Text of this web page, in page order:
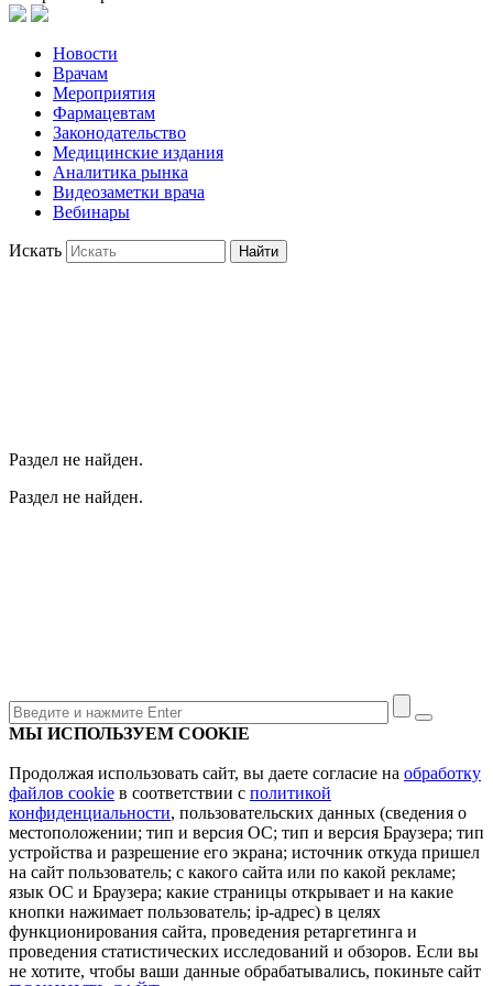
Новости
Врачам
Мероприятия
Фармацевтам
Законодательство
Медицинские издания
Аналитика рынка
Видеозаметки врача
Вебинары
Искать Найти
Раздел не найден.
Раздел не найден.
МЫ ИСПОЛЬЗУЕМ COOKIE
Продолжая использовать сайт, вы даете согласие на обработку
файлов cookie в соответствии с политикой
конфиденциальности, пользовательских данных (сведения о
местоположении; тип и версия ОС; тип и версия Браузера; тип
устройства и разрешение его экрана; источник откуда пришел
на сайт пользователь; с какого сайта или по какой рекламе;
язык ОС и Браузера; какие страницы открывает и на какие
кнопки нажимает пользователь; ip-адрес) в целях
функционирования сайта, проведения ретаргетинга и
проведения статистических исследований и обзоров. Если вы
не хотите, чтобы ваши данные обрабатывались, покиньте сайт